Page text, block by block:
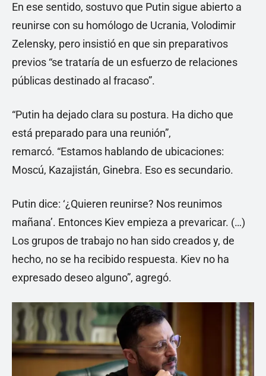
En ese sentido, sostuvo que Putin sigue abierto a
reunirse con su homólogo de Ucrania, Volodimir
Zelensky, pero insistió en que sin preparativos
previos “se trataría de un esfuerzo de relaciones
públicas destinado al fracaso”.
“Putin ha dejado clara su postura. Ha dicho que
está preparado para una reunión”,
remarcó. “Estamos hablando de ubicaciones:
Moscú, Kazajistán, Ginebra. Eso es secundario.
Putin dice: ‘¿Quieren reunirse? Nos reunimos
mañana’. Entonces Kiev empieza a prevaricar. (…)
Los grupos de trabajo no han sido creados y, de
hecho, no se ha recibido respuesta. Kiev no ha
expresado deseo alguno”, agregó.